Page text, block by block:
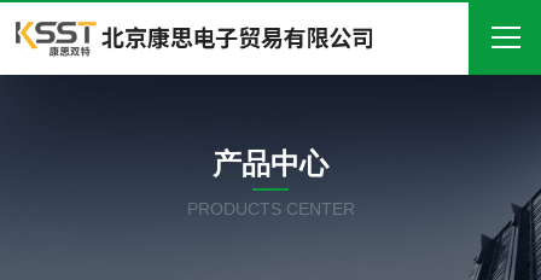
关于我们
产品中心
产品中心
PRODUCTS CENTER